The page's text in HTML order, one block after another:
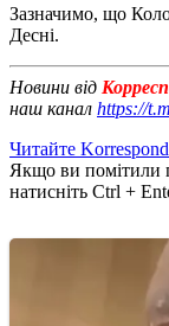
Зазначимо, що
Десні.
Новини від
наш канал https://
Читайте
Якщо ви помітили
натисніть Ctrl +